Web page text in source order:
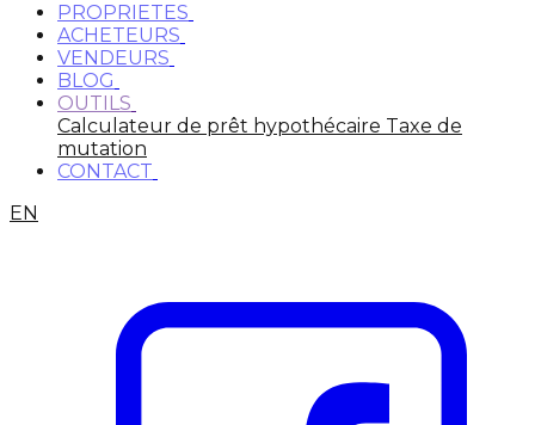
PROPRIETES
ACHETEURS
VENDEURS
BLOG
OUTILS
Calculateur de prêt hypothécaire Taxe de
mutation
CONTACT
EN